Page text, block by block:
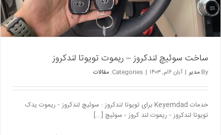
ساخت سوئیچ لندکروز – ریموت تویوتا لندکروز
By مدیر | آبان ۶ام, ۱۴۰۳ |
Categories: مقالات
خدمات Keyemdad برای تویوتا لندکروز : سوئیچ لندکروز - ریموت یدک
تویوتا لندکروز - ریموت لند کروز - سوئیچ [...]